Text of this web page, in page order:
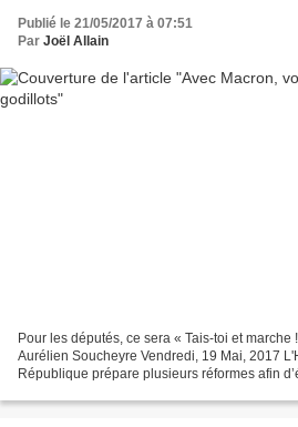
Publié le 21/05/2017 à 07:51
Par Joël Allain
Pour les députés, ce sera « Tais-toi et marche
Aurélien Soucheyre Vendredi, 19 Mai, 2017
République prépare plusieurs réformes afin